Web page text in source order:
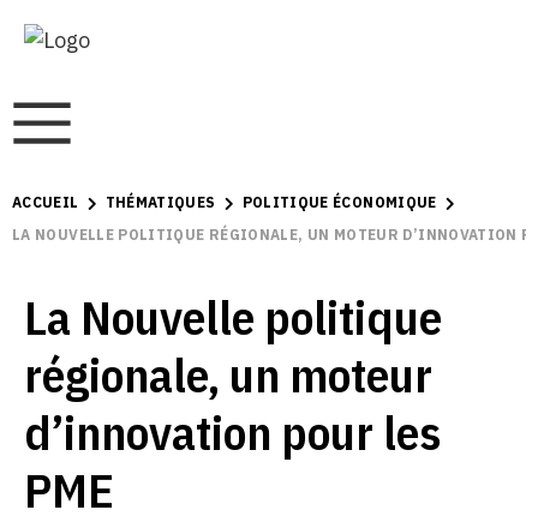
ACCUEIL THÉMATIQUES
POLITIQUE ÉCONOMIQUE
LA NOUVELLE POLITIQUE RÉGIONALE, UN MOTEUR D’INNOVATION
La Nouvelle politique
régionale, un moteur
d’innovation pour les
PME